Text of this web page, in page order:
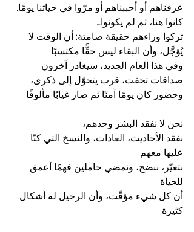
عرفناهم أو أحببناهم أو مرّوا في حياتنا يومًا.
كانوا هنا، ثم لم يكونوا…
تركوا وراءهم حقيقة صامتة: أن الوقت لا
يُؤجَّل، وأن البقاء ليس حقًّا مكتسبًا.
وفي هذا العام الجديد، سيغادر آخرون
صداقات تخفت، قرب يتحوّل إلى ذكرى،
وحضور كان يومًا آمنًا ثم صار غيابًا مألوفًا.
نحن لا نفقد البشر وحدهم،
نفقد الأحاديث، العادات، والنسخ التي كنّا
عليها معهم.
نتغيّر، ننضج، ونمضي حاملين فهمًا أعمق
للحياة:
أن كل شيء مؤقّت، وأن الرحيل له أشكال
كثيرة.